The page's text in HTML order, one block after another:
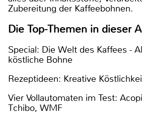
Zubereitung der Kaffeebohnen.
Die Top-Themen in dieser
Special: Die Welt des Kaffees -
köstliche Bohne
Rezeptideen: Kreative
Vier Vollautomaten im Test:
Tchibo, WMF